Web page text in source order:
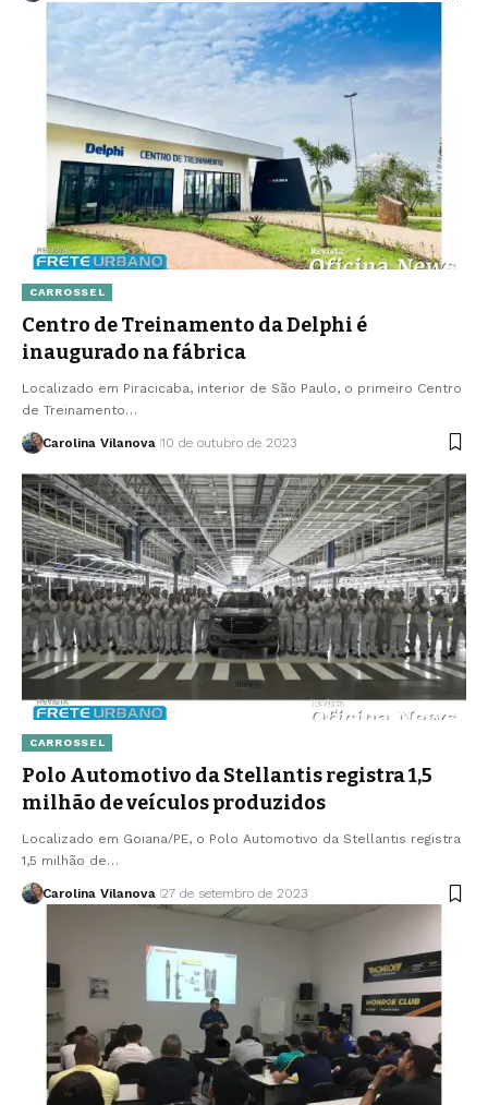
CARROSSEL
Centro de Treinamento da Delphi é
inaugurado na fábrica
Localizado em Piracicaba, interior de São Paulo, o primeiro Centro
de Treinamento…
Carolina Vilanova 10 de outubro de 2023
CARROSSEL
Polo Automotivo da Stellantis registra 1,5
milhão de veículos produzidos
Localizado em Goiana/PE, o Polo Automotivo da Stellantis registra
1,5 milhão de…
Carolina Vilanova 27 de setembro de 2023